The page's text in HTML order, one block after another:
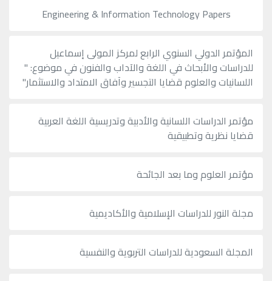
Engineering & Information Technology Papers
المؤتمر الدولي السنوي الرابع لمركز المولى إسماعيل
للدراسات والأبحاث في اللغة والآداب والفنون في موضوع: "
اللسانيات والعلوم قضايا التجسير وآفاق الامتداد والاستثمار"
مؤتمر الدراسات اللسانية والأدبية وتدريسية اللغة العربية
قضايا نظرية وتطبيقية
مؤتمر العلوم وما بعد الجائحة
مجلة النور للدراسات الإسلامية والأكاديمية
المجلة السعودية للدراسات التربوية والنفسية